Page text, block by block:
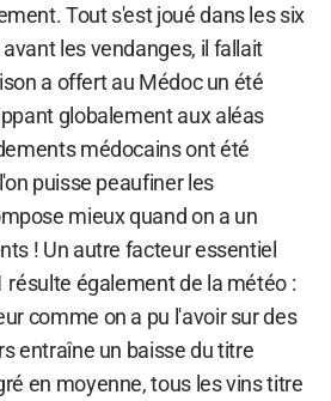
Tout s'est joué dans les six
les vendanges, il fallait
a offert au Médoc un été
globalement aux aléas
médocains ont été
puisse peaufiner les
mieux quand on a un
! Un autre facteur essentiel
résulte également de la météo :
comme on a pu l'avoir sur des
entraîne un baisse du titre
en moyenne, tous les vins titre